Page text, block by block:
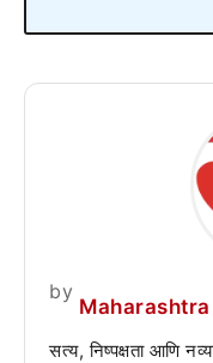
by
Maharashtra
सत्य, निष्पक्षता आणि